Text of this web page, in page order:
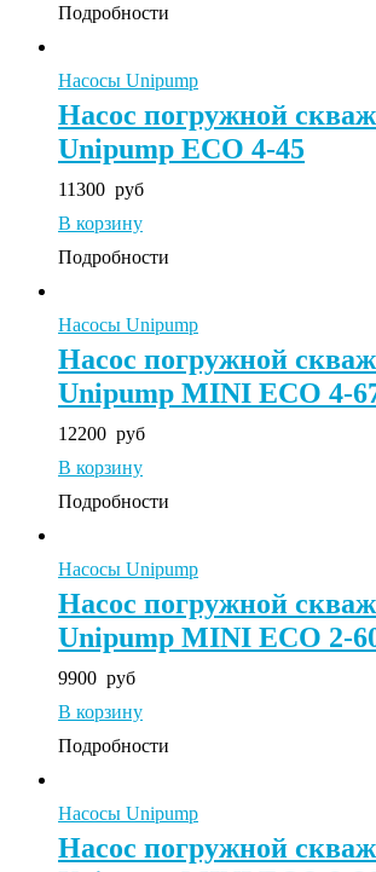
Подробности
Насосы Unipump
Насос погружной
Unipump ECO 4-45
11300 руб
В корзину
Подробности
Насосы Unipump
Насос погружной
Unipump MINI ECO 4-
12200 руб
В корзину
Подробности
Насосы Unipump
Насос погружной
Unipump MINI ECO 2-
9900 руб
В корзину
Подробности
Насосы Unipump
Насос погружной